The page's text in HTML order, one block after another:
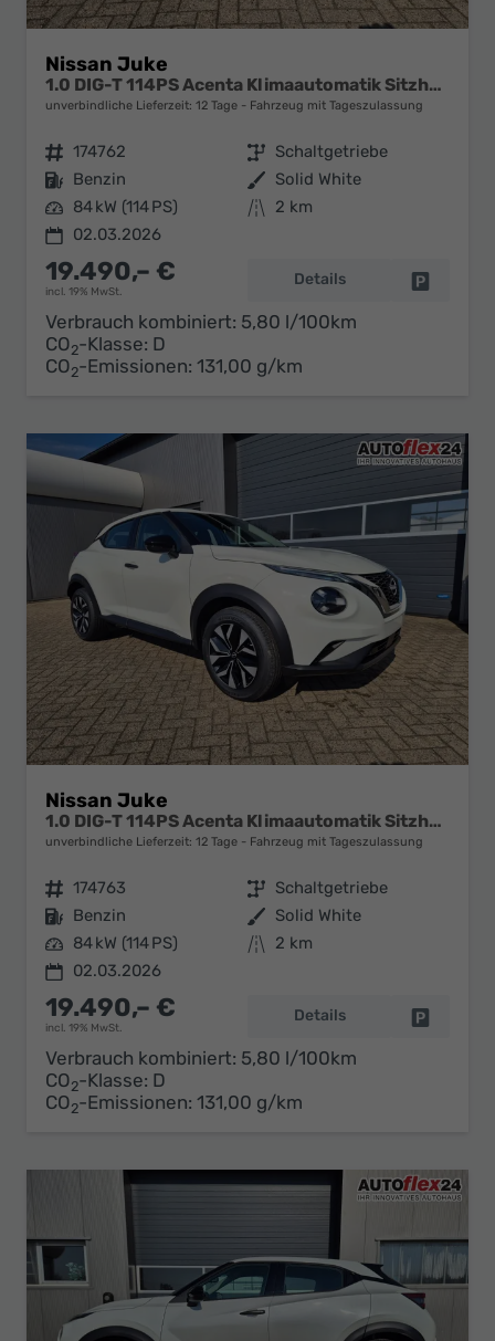
Nissan Juke
1.0 DIG-T 114PS Acenta Klimaautomatik Sitzheizung Rückf.Kamera Bluetooth Touchscreen wireless Apple CarPlay Android Auto
unverbindliche Lieferzeit: 12 Tage Fahrzeug mit Tageszulassung
Fahrzeugnr. 174762 Getriebe Schaltgetriebe
Kraftstoff Benzin Außenfarbe Solid White
Leistung 84 kW (114 PS) Kilometerstand
2 km
02.03.2026
19.490,– €
incl. 19% MwSt.
Details
Verbrauch kombiniert: 5,80 l/100km
CO2-Klasse: D
CO2-Emissionen: 131,00 g/km
Nissan Juke
1.0 DIG-T 114PS Acenta Klimaautomatik Sitzheizung Rückf.Kamera Bluetooth Touchscreen wireless Apple CarPlay Android Auto
unverbindliche Lieferzeit: 12 Tage Fahrzeug mit Tageszulassung
Fahrzeugnr. 174763 Getriebe Schaltgetriebe
Kraftstoff Benzin Außenfarbe Solid White
Leistung 84 kW (114 PS) Kilometerstand
2 km
02.03.2026
19.490,– €
incl. 19% MwSt.
Details
Verbrauch kombiniert: 5,80 l/100km
CO2-Klasse: D
CO2-Emissionen: 131,00 g/km